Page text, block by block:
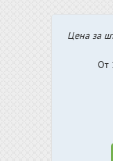
Цена за
От